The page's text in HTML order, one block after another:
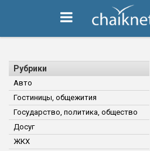
Рубрики
Авто
Гостиницы, общежития
Государство, политика, общество
Досуг
ЖКХ